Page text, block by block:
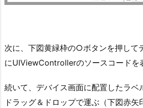
次に、下図黄緑枠の○ボタンを押して
にUIViewControllerのソースコードを
続いて、デバイス画面に配置したラベ
ドラッグ＆ドロップで運ぶ（下図赤